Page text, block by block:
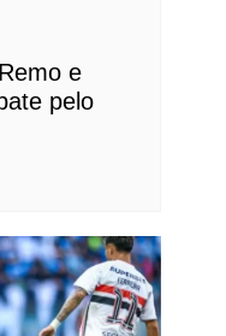
e
pelo